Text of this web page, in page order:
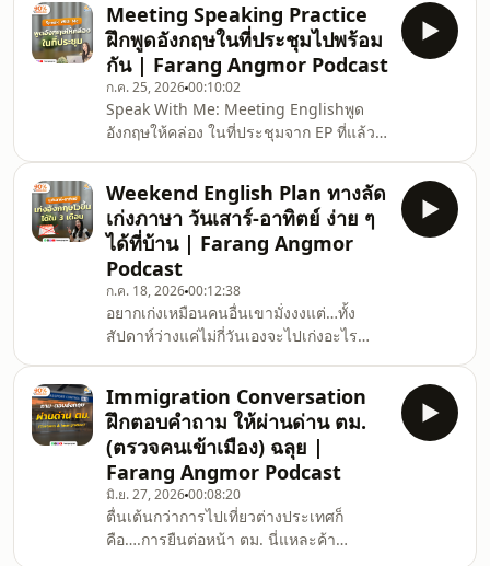
Meeting Speaking Practice
ฝึกพูดอังกฤษในที่ประชุมไปพร้อม
กัน | Farang Angmor Podcast
ก.ค. 25, 202600:10:02
Speak With Me: Meeting Englishพูด
อังกฤษให้คล่อง ในที่ประชุมจาก EP ที่แล้ว
conceptพูดตามปากคะน้านะคะ
555555เขาบอกว่า แค่ฝึก “Shadowing”
แล้วสมองจะเริ่มจดจำวิธีพูดให้คล่องขึ้นได้
เองเอ้าาา จัดไป 4 รอบใหญ่ ๆ พูดทั้งทีจัด
เต็มไปเลยค้าบบให้พื้นที่นี้เป็นสนามซ้อม
ทักษะการพูดภาษาอังกฤษ แบบชิล ๆ ไม่
กดดันกับสถานการณ์ง่าย ๆ ที่คุณน่าจะเจอ
บ่อย
Weekend English Plan ทางลัด
เก่งภาษา วันเสาร์-อาทิตย์ ง่าย ๆ
ได้ที่บ้าน | Farang Angmor
Podcast
ก.ค. 18, 202600:12:38
อยากเก่งเหมือนคนอื่นเขามั่งงงแต่…ทั้ง
สัปดาห์ว่างแค่ไม่กี่วันเองจะไปเก่งอะไร
ฮะ ?Farang Angmor EP นี้ตั้งใจทำมา
เอาใจคนมีเวลาน้อยนิดแค่เสาร์-อาทิตย์ ก็
เก่งอังกฤษได้ไวขึ้น ใน 3 เดือนฝึกได้ทุก
ทักษะ ครบ จบลูปการเรียนรู้แน่นวลลทำยัง
ไง? ต้องไปดูสิค้าบบบฟัง FULL Podcast EP.
ได้แล้วที่YouTube:
https://bit.ly/3UGFvumSpotify: http
Immigration Conversation
ฝึกตอบคำถาม ให้ผ่านด่าน ตม.
(ตรวจคนเข้าเมือง) ฉลุย |
Farang Angmor Podcast
มิ.ย. 27, 202600:08:20
ตื่นเต้นกว่าการไปเที่ยวต่างประเทศก็
คือ….การยืนต่อหน้า ตม. นี่แหละค้า